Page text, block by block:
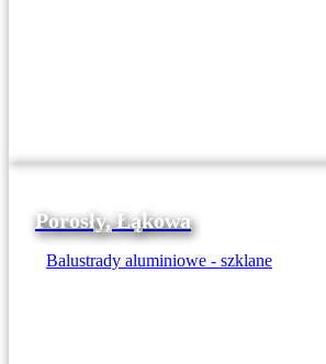
Porosły, Łąkowa
Balustrady aluminiowe - szklane